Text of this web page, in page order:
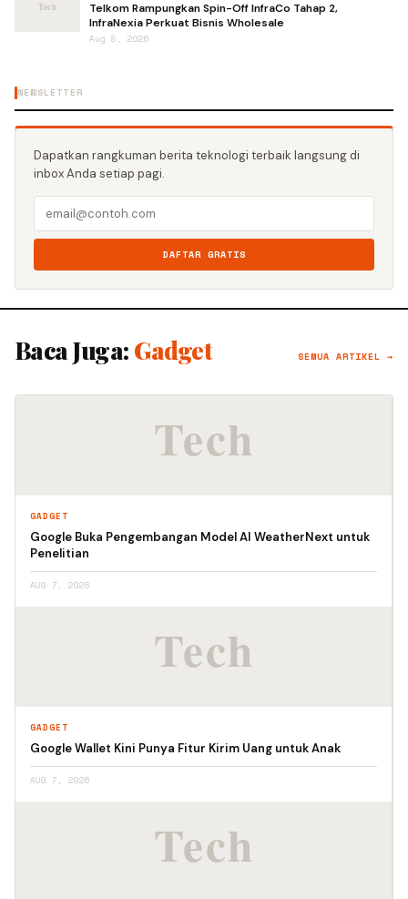
Telkom Rampungkan Spin-Off InfraCo Tahap 2,
InfraNexia Perkuat Bisnis Wholesale
Aug 8, 2026
NEWSLETTER
Dapatkan rangkuman berita teknologi terbaik langsung di
inbox Anda setiap pagi.
DAFTAR GRATIS
Baca Juga: Gadget SEMUA ARTIKEL →
GADGET
Google Buka Pengembangan Model AI WeatherNext untuk
Penelitian
AUG 7, 2026
GADGET
Google Wallet Kini Punya Fitur Kirim Uang untuk Anak
AUG 7, 2026